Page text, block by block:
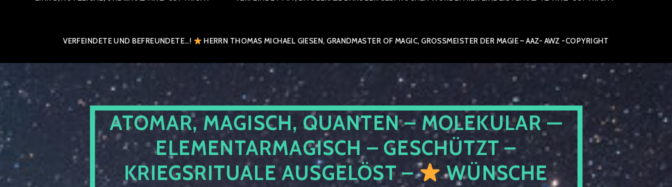
VERFEINDETE UND BEFREUNDETE…! HERRN THOMAS MICHAEL GIESEN, GRANDMASTER OF MAGIC, GROSSMEISTER DER MAGIE – AAZ- AWZ -COPYRIGHT
ATOMAR, MAGISCH, QUANTEN – MOLEKULAR —
ELEMENTARMAGISCH – GESCHÜTZT –
KRIEGSRITUALE AUSGELÖST –
WÜNSCHE